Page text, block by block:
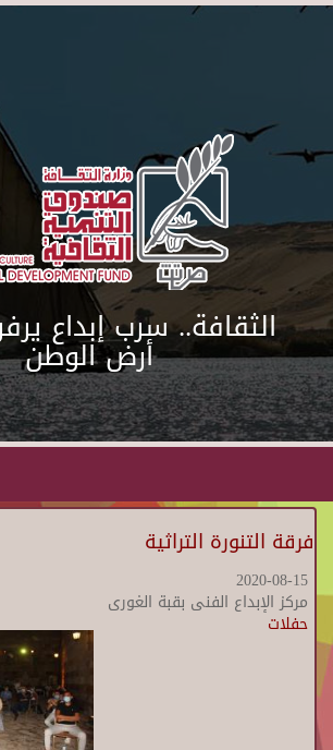
الثقافة.. سرب إبداع
أرض الوطن
فرقة التنورة التراثية
2020-08-15
مركز الإبداع الفنى بقبة الغورى
حفلات